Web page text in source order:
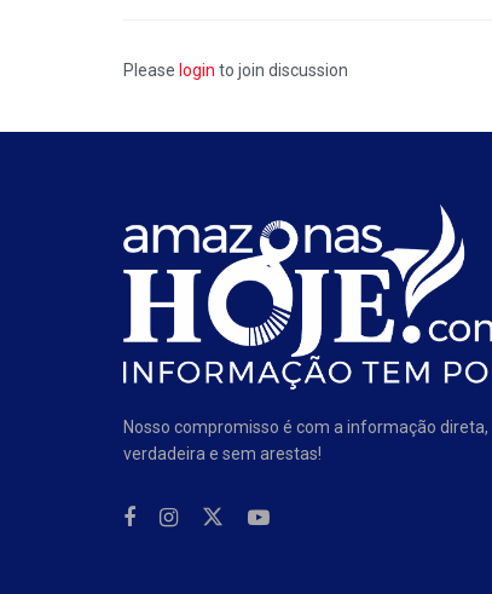
Please login to join discussion
Nosso compromisso é com a informação direta,
verdadeira e sem arestas!